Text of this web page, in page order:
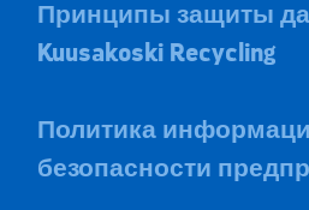
Принципы защиты
Kuusakoski Recycling
Политика
безопасности